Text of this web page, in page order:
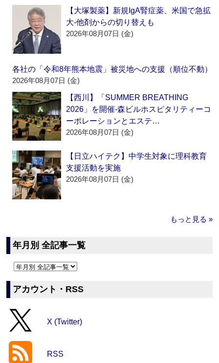
【大塚製薬】新規IgA腎症薬、米国で急拡
大‐他剤からの切り替えも
2026年08月07日 (金)
各社の「令和8年熊本地震」被災地への支援（順位不動）
2026年08月07日 (金)
【西川】「SUMMER BREATHING
2026」を開催‐森ビルホスピタリティーコ
ーポレーションとエステ…
2026年08月07日 (金)
【日立ハイテク】中学生対象に理科教育
支援活動を実施
2026年08月07日 (金)
もっと見る »
年月別 全記事一覧
アカウント・RSS
X (Twitter)
RSS